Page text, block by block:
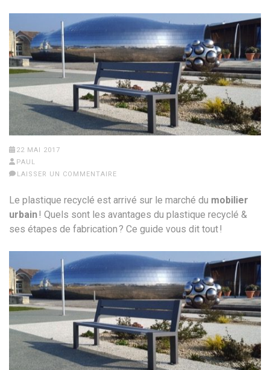
22 MAI 2017
PAUL
LAISSER UN COMMENTAIRE
Le plastique recyclé est arrivé sur le marché du mobilier
urbain! Quels sont les avantages du plastique recyclé &
ses étapes de fabrication ? Ce guide vous dit tout !